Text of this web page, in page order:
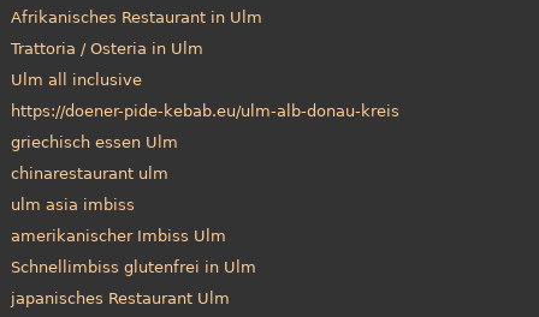
Afrikanisches Restaurant in Ulm
Trattoria / Osteria in Ulm
Ulm all inclusive
https://doener-pide-kebab.eu/ulm-alb-donau-kreis
griechisch essen Ulm
chinarestaurant ulm
ulm asia imbiss
amerikanischer Imbiss Ulm
Schnellimbiss glutenfrei in Ulm
japanisches Restaurant Ulm